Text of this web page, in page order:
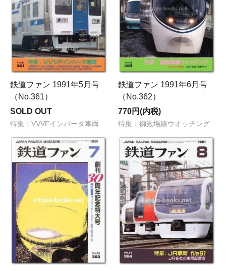
鉄道ファン 1991年5月号
（No.361）
SOLD OUT
特集：VVVFインバータ車両
鉄道ファン 1991年6月号
（No.362）
770円(内税)
特集：御殿場線ウオッチング